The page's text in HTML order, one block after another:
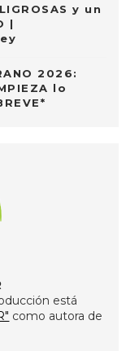
y un
|
2026:
lo
está
como autora de